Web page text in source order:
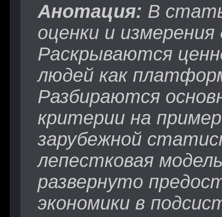
Анотация: В
оценки и измерения
Раскрываются
людей как
Разбираются
критерии на
зарубежной
лепестковая
развернуто
экономики в